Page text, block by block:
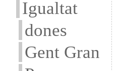
Igualtat
dones
Gent Gran